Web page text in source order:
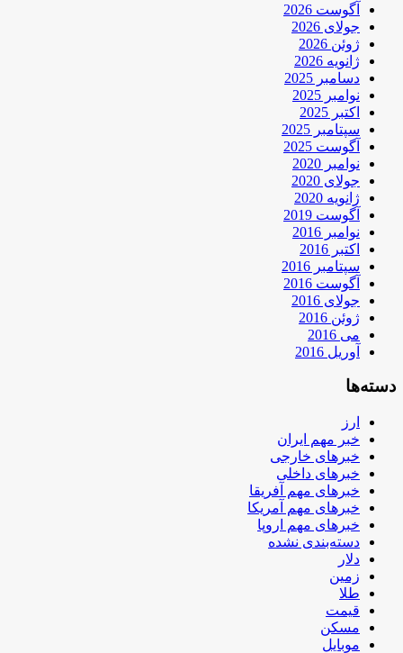
آگوست 2026
جولای 2026
ژوئن 2026
ژانویه 2026
دسامبر 2025
نوامبر 2025
اکتبر 2025
سپتامبر 2025
آگوست 2025
نوامبر 2020
جولای 2020
ژانویه 2020
آگوست 2019
نوامبر 2016
اکتبر 2016
سپتامبر 2016
آگوست 2016
جولای 2016
ژوئن 2016
می 2016
آوریل 2016
دسته‌ها
ارز
خبر مهم ایران
خبرهای خارجی
خبرهای داخلی
خبرهای مهم آفریقا
خبرهای مهم آمریکا
خبرهای مهم اروپا
دسته‌بندی نشده
دلار
زمین
طلا
قیمت
مسکن
موبایل